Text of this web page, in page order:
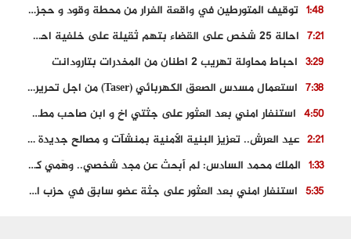
1:48
توقيف المتورطين في واقعة الفرار من محطة وقود و حجز السيارة
7:21
احالة 25 شخص على القضاء بتهم ثقيلة على خلفية احداث المناطق الشمالية
3:29 احباط محاولة تهريب 2 اطنان من المخدرات بتارودانت
7:38
استعمال مسدس الصعق الكهربائي (Taser) من اجل تحرير شابة محتجزة
4:50
استنفار امني بعد العثور على جثتي اخ و ابن صاحب مطعم اسماك مشهور بطنجة
2:21
عيد العرش.. تعزيز البنية الأمنية بمنشآت و مصالح جديدة بكل من الحسيمة – فاس و الناظور
1:33
الملك محمد السادس: لم أبحث عن مجد شخصي.. وهَمي كرامة المغاربة
5:35
استنفار امني بعد العثور على جثة عضو سابق في حزب المصباح بالقنيطرة..